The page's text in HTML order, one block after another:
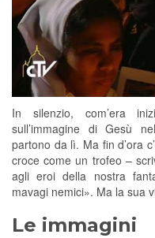
In silenzio, com’era
sull’immagine di Gesù
partono da lì. Ma fin d’ora
croce come un trofeo –
agli eroi della nostra
mavagi nemici». Ma la sua
Le immagini